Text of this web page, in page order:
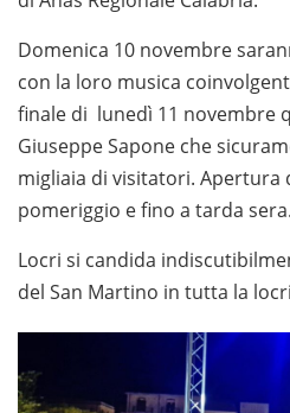
Domenica 10 novembre
con la loro musica
finale di lunedì 11 novembre
Giuseppe Sapone che
migliaia di visitatori. Apertura
pomeriggio e fino a tarda sera.
Locri si candida
del San Martino in tutta la